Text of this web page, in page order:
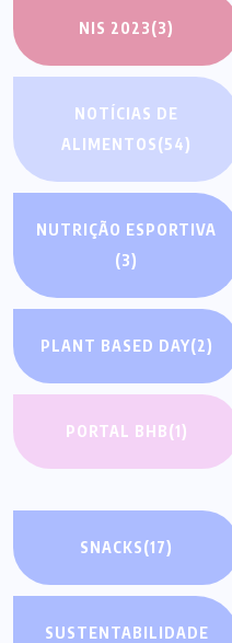
NIS 2023(3)
NOTÍCIAS DE
ALIMENTOS(54)
NUTRIÇÃO ESPORTIVA
(3)
PLANT BASED DAY(2)
PORTAL BHB(1)
SNACKS(17)
SUSTENTABILIDADE